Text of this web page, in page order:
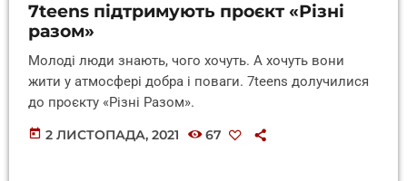
7teens підтримують проєкт «Різні
разом»
Молоді люди знають, чого хочуть. А хочуть вони
жити у атмосфері добра і поваги. 7teens долучилися
до проєкту «Різні Разом».
today 2 ЛИСТОПАДА, 2021 67